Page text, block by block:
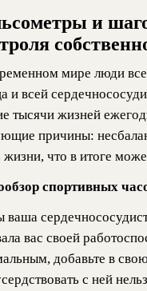
и
мире люди
и всей
тысячи жизней
причины:
жизни, что в итоге
спортивных
ваша
вас своей
добавьте в
с ней